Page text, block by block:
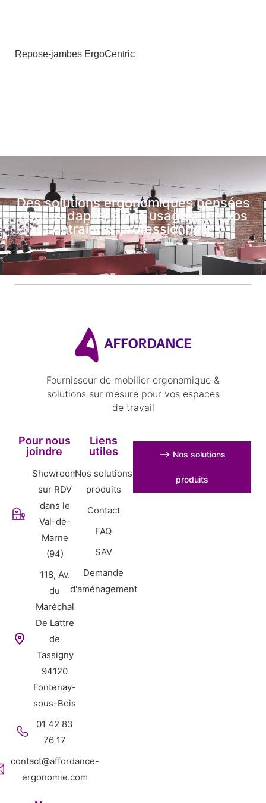
Repose-jambes ErgoCentric
Des solutions ergonomiques pensées
pour s’adapter à vos usages et à vos
contraintes professionnelles
Fournisseur de mobilier ergonomique &
solutions sur mesure pour vos espaces
de travail
Pour nous
joindre
Showroom
sur RDV
dans le
Val-de-
Marne
(94)
118, Av.
du
Maréchal
De Lattre
de
Tassigny
94120
Fontenay-
sous-Bois
01 42 83
76 17
contact@affordance-
ergonomie.com
Liens
utiles
Nos solutions
produits
Contact
FAQ
SAV
Demande
d'aménagement
⟶ Nos solutions
produits